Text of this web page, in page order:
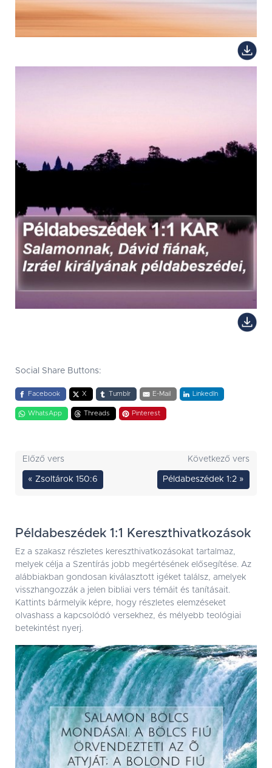
Social Share Buttons:
Facebook X Tumblr E-Mail LinkedIn
WhatsApp Threads Pinterest
Előző vers
« Zsoltárok 150:6
Következő vers
Példabeszédek 1:2 »
Példabeszédek 1:1 Kereszthivatkozások
Ez a szakasz részletes kereszthivatkozásokat tartalmaz,
melyek célja a Szentírás jobb megértésének elősegítése. Az
alábbiakban gondosan kiválasztott igéket találsz, amelyek
visszhangozzák a jelen bibliai vers témáit és tanításait.
Kattints bármelyik képre, hogy részletes elemzéseket
olvashass a kapcsolódó versekhez, és mélyebb teológiai
betekintést nyerj.